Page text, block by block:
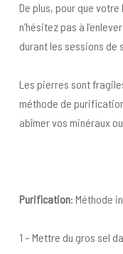
De plus, pour que
n’hésitez pas à
durant les sessions de
Les pierres sont
méthode de
abîmer vos minéraux
Purification: Méthode
1 – Mettre du gros sel